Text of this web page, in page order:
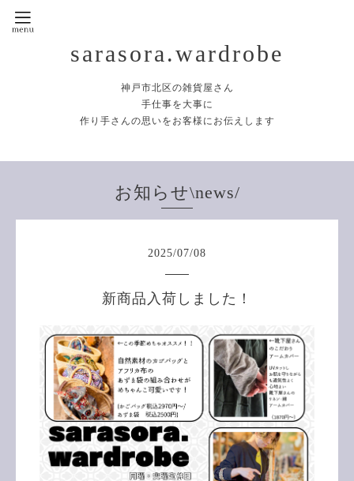
sarasora.wardrobe
神戸市北区の雑貨屋さん
手仕事を大事に
作り手さんの思いをお客様にお伝えします
お知らせ\news/
2025/07/08
新商品入荷しました！